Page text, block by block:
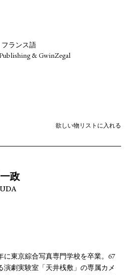
欲しい物リストに入れる
フランス語
& GwinZegal
政
に東京綜合写真専門学校を卒業。67
演劇実験室「天井桟敷」の専属カメ